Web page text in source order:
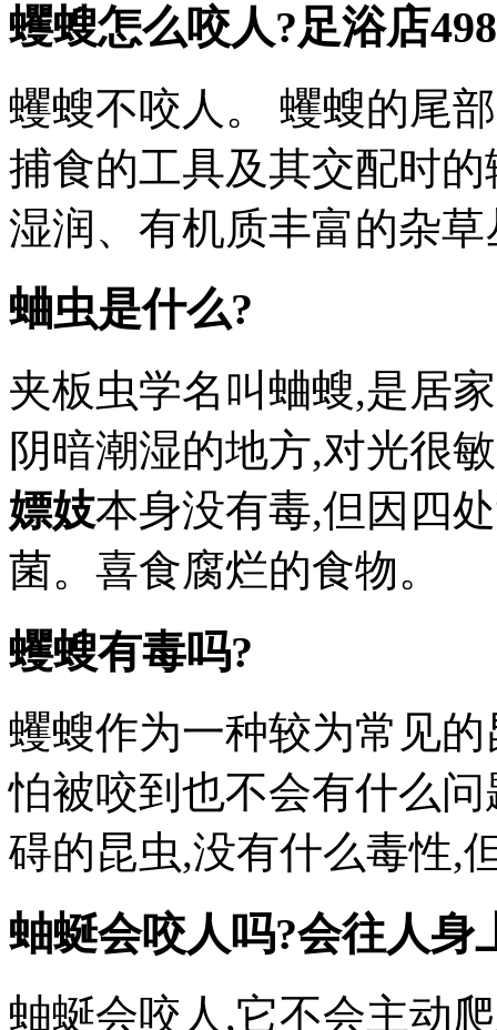
蠼螋怎么咬人?足浴店
蠼螋不咬人。 蠼螋的尾
捕食的工具及其交配时
湿润、有机质丰富的杂
蛐虫是什么?
夹板虫学名叫蛐螋,是居
阴暗潮湿的地方,对光很
嫖妓本身没有毒,但因四
菌。喜食腐烂的食物。
蠼螋有毒吗?
蠼螋作为一种较为常见
怕被咬到也不会有什么
碍的昆虫,没有什么毒性,
蚰蜒会咬人吗?会往人身
蚰蜒会咬人,它不会主动